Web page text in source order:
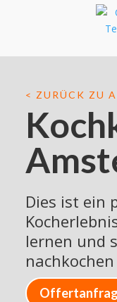
< ZURÜCK ZU
Dies ist ein
lernen und